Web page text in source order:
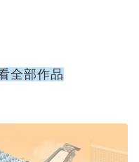
全部作品